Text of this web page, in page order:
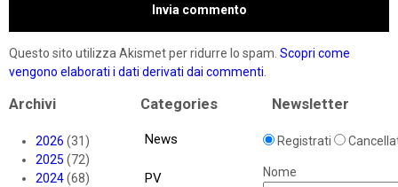
Questo sito utilizza Akismet per ridurre lo spam. Scopri come
vengono elaborati i dati derivati dai commenti.
Archivi
2026 (31)
2025 (72)
2024(68)
Categories
News
PV
Newsletter
Registrati
Nome